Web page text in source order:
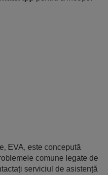
EVA, este concepută
comune legate de
serviciul de asistență